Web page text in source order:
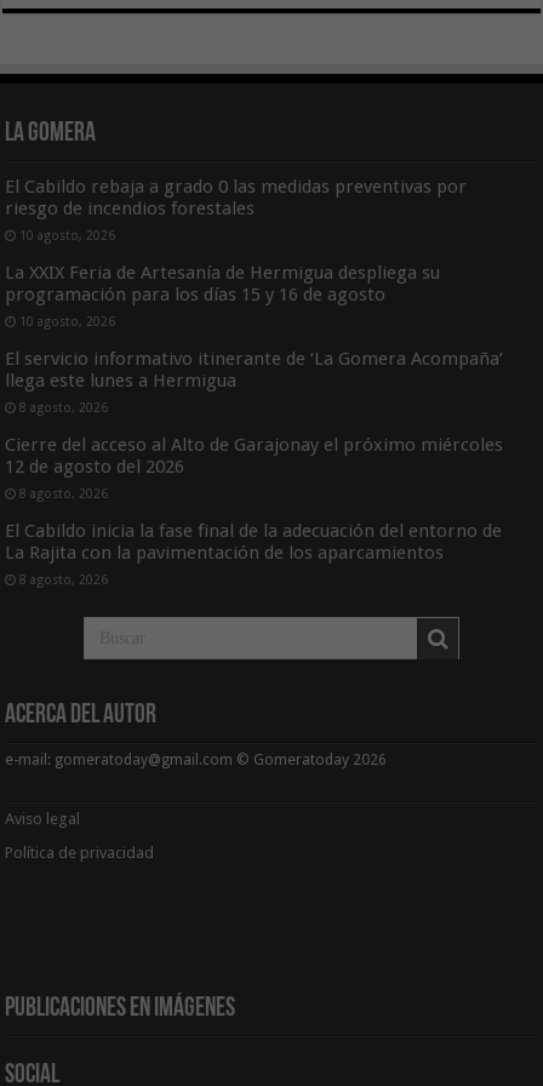
La Gomera
El Cabildo rebaja a grado 0 las medidas preventivas por
riesgo de incendios forestales
10 agosto, 2026
La XXIX Feria de Artesanía de Hermigua despliega su
programación para los días 15 y 16 de agosto
10 agosto, 2026
El servicio informativo itinerante de ‘La Gomera Acompaña’
llega este lunes a Hermigua
8 agosto, 2026
Cierre del acceso al Alto de Garajonay el próximo miércoles
12 de agosto del 2026
8 agosto, 2026
El Cabildo inicia la fase final de la adecuación del entorno de
La Rajita con la pavimentación de los aparcamientos
8 agosto, 2026
Acerca del Autor
e-mail: gomeratoday@gmail.com © Gomeratoday 2026
Aviso legal
Política de privacidad
Publicaciones en Imágenes
Social